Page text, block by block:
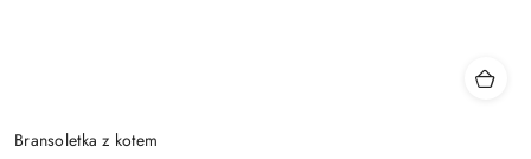
Bransoletka z kotem